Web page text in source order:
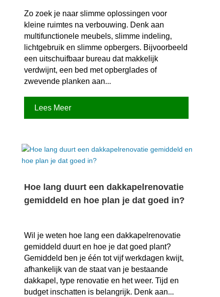
Zo zoek je naar slimme oplossingen voor
kleine ruimtes na verbouwing.​ Denk aan
multifunctionele meubels, slimme indeling,
lichtgebruik en slimme opbergers.​ Bijvoorbeeld
een uitschuifbaar bureau dat makkelijk
verdwijnt, een bed met opberglades of
zwevende planken aan...
Lees Meer
Hoe lang duurt een dakkapelrenovatie
gemiddeld en hoe plan je dat goed in?
Wil je weten hoe lang een dakkapelrenovatie
gemiddeld duurt en hoe je dat goed plant?
Gemiddeld ben je één tot vijf werkdagen kwijt,
afhankelijk van de staat van je bestaande
dakkapel, type renovatie en het weer.​ Tijd en
budget inschatten is belangrijk.​ Denk aan...